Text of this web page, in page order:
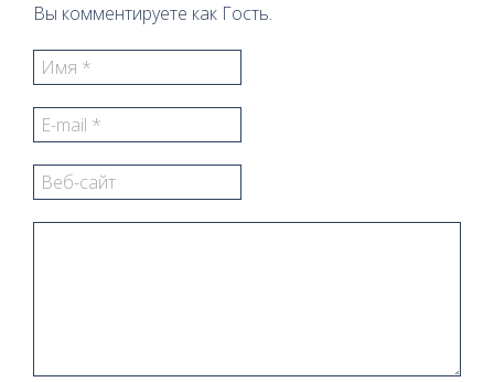
Вы комментируете как Гость.